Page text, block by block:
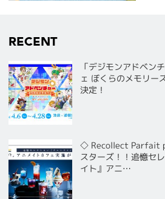
RECENT
「デジモンアドベン
ェ ぼくらのメモリー
決定！
◇ Recollect Parfait
スターズ！！追憶セ
イト』アニ…